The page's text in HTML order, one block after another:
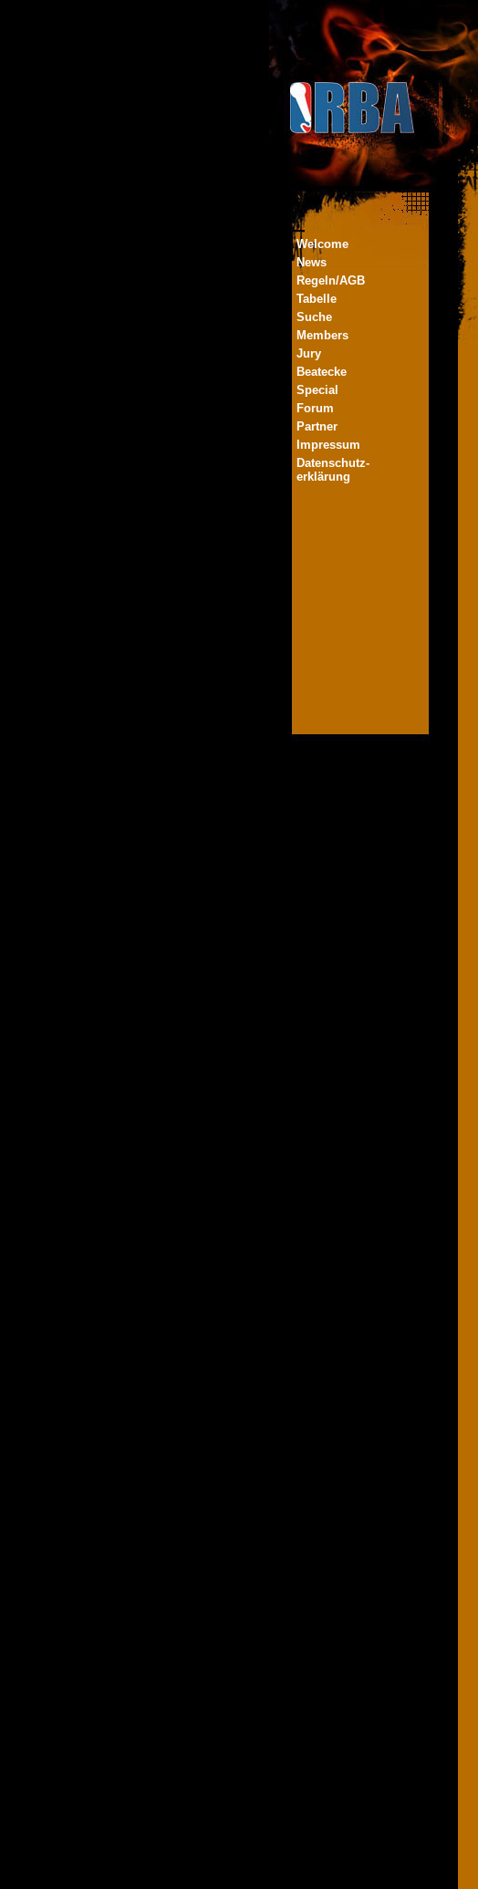
Welcome
News
Regeln/AGB
Tabelle
Suche
Members
Jury
Beatecke
Special
Forum
Partner
Impressum
Datenschutz-
erklärung